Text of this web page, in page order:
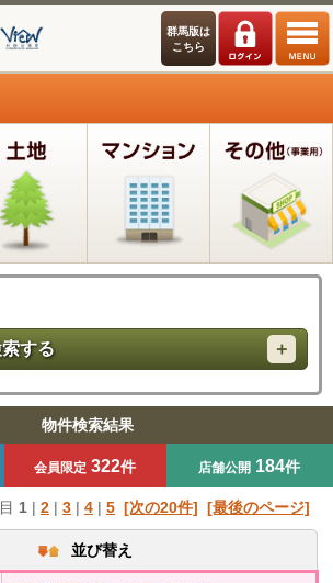
群馬版は
こちら
する
物件検索結果
会員限定 322件 店舗公開 184件
1 | 2 | 3 | 4 | 5 [次の20件] [最後のページ]
並び替え